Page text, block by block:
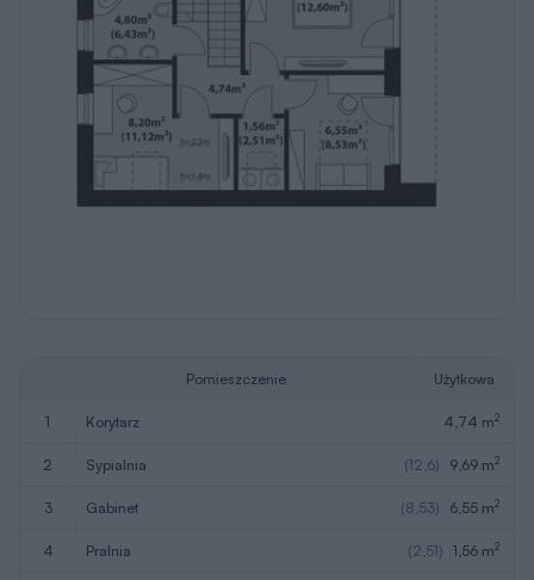
Pomieszczenie Użytkowa
1 korytarz 4,74 m2
2 sypialnia (12,6) 9,69 m2
3 gabinet (8,53) 6,55 m2
4 pralnia (2,51) 1,56 m2